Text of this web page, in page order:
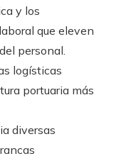
y los
que eleven
personal.
logísticas
portuaria más
diversas